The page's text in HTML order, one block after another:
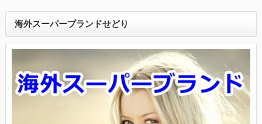
海外スーパーブランドせどり